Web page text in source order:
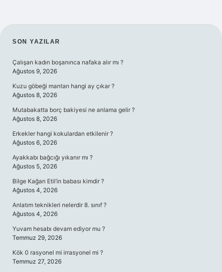
SIDEBAR
SON YAZILAR
Çalışan kadın boşanınca nafaka alır mı ?
Ağustos 9, 2026
Kuzu göbeği mantarı hangi ay çıkar ?
Ağustos 8, 2026
Mutabakatta borç bakiyesi ne anlama gelir ?
Ağustos 8, 2026
Erkekler hangi kokulardan etkilenir ?
Ağustos 6, 2026
Ayakkabı bağcığı yıkanır mı ?
Ağustos 5, 2026
Bilge Kağan Etil’in babası kimdir ?
Ağustos 4, 2026
Anlatım teknikleri nelerdir 8. sınıf ?
Ağustos 4, 2026
Yuvam hesabı devam ediyor mu ?
Temmuz 29, 2026
Kök 0 rasyonel mi irrasyonel mi ?
Temmuz 27, 2026